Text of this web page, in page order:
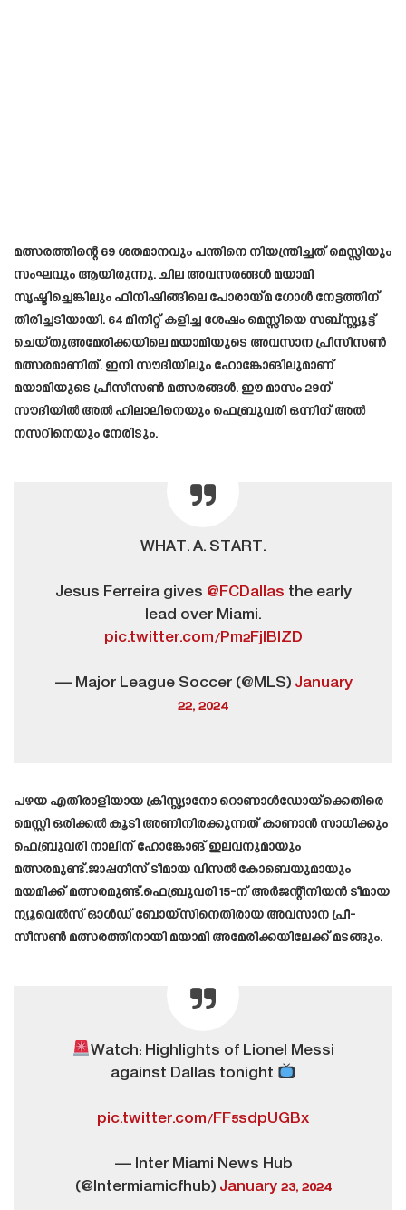
മത്സരത്തിന്റെ 69 ശതമാനവും പന്തിനെ നിയന്ത്രിച്ചത് മെസ്സിയും
സംഘവും ആയിരുന്നു. ചില അവസരങ്ങൾ മയാമി
സൃഷ്ടിച്ചെങ്കിലും ഫിനിഷിങ്ങിലെ പോരായ്മ ​ഗോൾ നേട്ടത്തിന്
തിരിച്ചടിയായി. 64 മിനിറ്റ് കളിച്ച ശേഷം മെസ്സിയെ സബ്സ്റ്റ്യൂട്ട്
ചെയ്തുഅമേരിക്കയിലെ മയാമിയുടെ അവസാന പ്രീസീസൺ
മത്സരമാണിത്. ഇനി സൗദിയിലും ഹോങ്കോങിലുമാണ്
മയാമിയുടെ പ്രീസീസൺ മത്സരങ്ങൾ. ഈ മാസം 29ന്
സൗദിയിൽ അൽ ഹിലാലിനെയും ഫെബ്രുവരി ഒന്നിന് അൽ
നസറിനെയും നേരിടും.
WHAT. A. START.
Jesus Ferreira gives @FCDallas the early
lead over Miami.
pic.twitter.com/Pm2FjIBIZD
— Major League Soccer (@MLS) January
22, 2024
പഴയ എതിരാളിയായ ക്രിസ്റ്റ്യാനോ റൊണാൾഡോയ്‌ക്കെതിരെ
മെസ്സി ഒരിക്കൽ കൂടി അണിനിരക്കുന്നത് കാണാൻ സാധിക്കും
ഫെബ്രുവരി നാലിന് ഹോങ്കോങ് ഇലവനുമായും
മത്സരമുണ്ട്.ജാപ്പനീസ് ടീമായ വിസൽ കോബെയുമായും
മയമിക്ക് മത്സരമുണ്ട്.ഫെബ്രുവരി 15-ന് അർജന്റീനിയൻ ടീമായ
ന്യൂവെൽസ് ഓൾഡ് ബോയ്‌സിനെതിരായ അവസാന പ്രീ-
സീസൺ മത്സരത്തിനായി മയാമി അമേരിക്കയിലേക്ക് മടങ്ങും.
Watch: Highlights of Lionel Messi
against Dallas tonight
pic.twitter.com/FF5sdpUGBx
— Inter Miami News Hub
(@Intermiamicfhub) January 23, 2024